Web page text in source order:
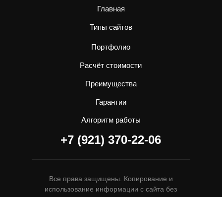
Все права защищены. Копирование и
использование информации с сайта без
Типы сайтов
Портфолио
Расчёт стоимости
Преимущества
Гарантии
+7 (921) 370-22-06
Главная
Алгоритм работы